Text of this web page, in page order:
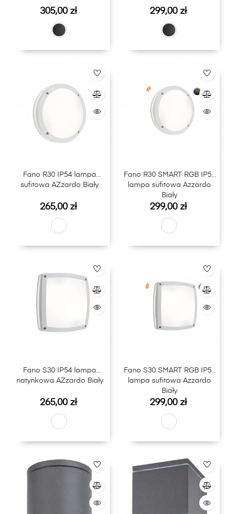
Cena
305,00 zł Cena
299,00 zł
Fano R30 IP54 lampa
sufitowa AZzardo Biały
Cena
265,00 zł
Fano R30 SMART RGB IP54
lampa sufitowa Azzardo
Biały
Cena
299,00 zł
Fano S30 IP54 lampa
natynkowa AZzardo Biały
Cena
265,00 zł
Fano S30 SMART RGB IP54
lampa sufitowa Azzardo
Biały
Cena
299,00 zł